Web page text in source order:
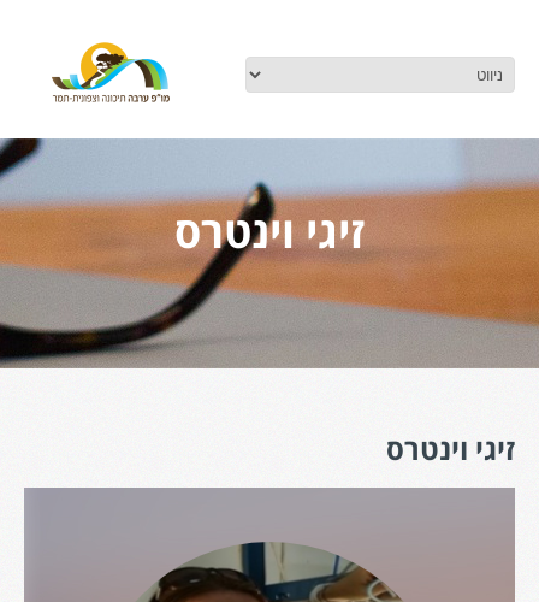
זיגי וינטרס
זיגי וינטרס